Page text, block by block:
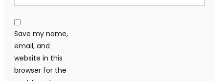
Save my name,
email, and
website in this
browser for the